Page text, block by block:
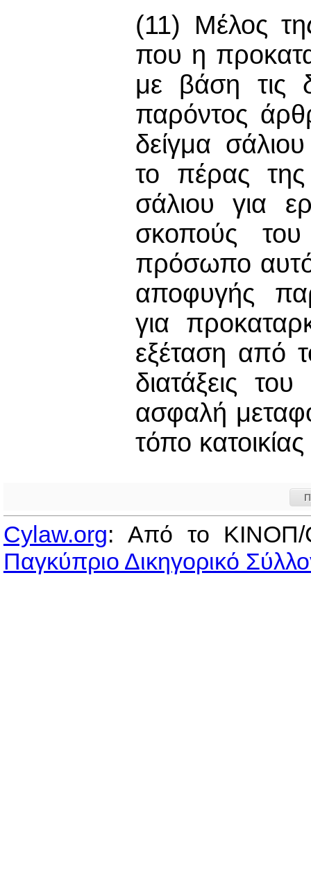
(11) Μέλος
που η
με βάση τις
παρόντος
δείγμα
το πέρας της
σάλιου για
σκοπούς
πρόσωπο
αποφυγής
για
εξέταση από
διατάξεις
ασφαλή
τόπο
Cylaw.org: Από το
Παγκύπριο Δικηγορικό